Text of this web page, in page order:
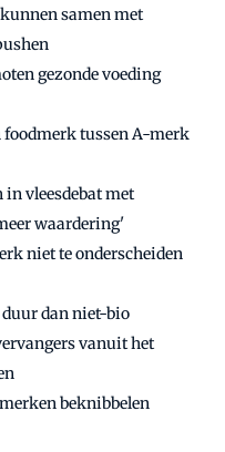
samen met
gezonde voeding
foodmerk tussen A-merk
vleesdebat met
waardering'
niet te onderscheiden
dan niet-bio
vanuit het
beknibbelen